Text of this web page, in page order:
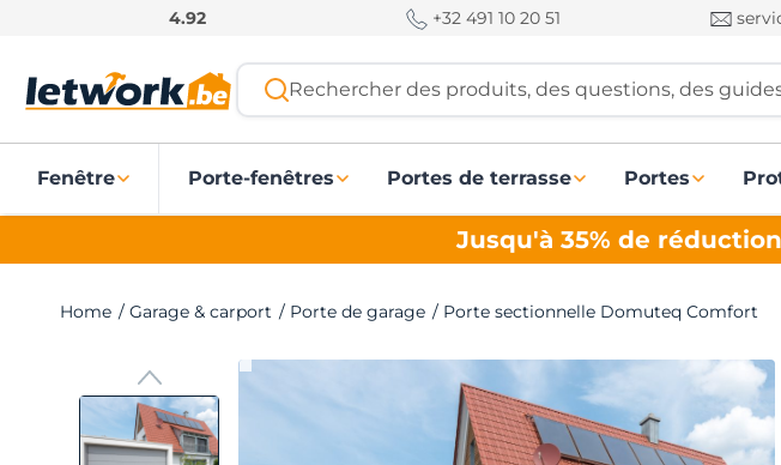
u
4.92 +32 491 10 20 51
Rechercher des produits, des questions, des
Fenêtre Porte-fenêtres Portes de terrasse Portes
Jusqu'à 35% de
Home / Garage & carport / Porte de garage / Porte sectionnelle Domuteq Comfort